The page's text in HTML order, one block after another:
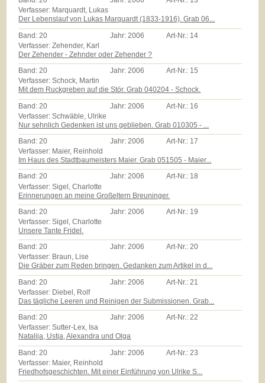
Verfasser: Marquardt, Lukas
Der Lebenslauf von Lukas Marquardt (1833-1916). Grab 06...
Band: 20 Jahr: 2006 Art-Nr.: 14
Verfasser: Zehender, Karl
Der Zehender - Zehnder oder Zehender ?
Band:20 Jahr:2006 Art-Nr.: 15
Verfasser: Schock, Martin
Mit dem Ruckgreben auf die Stör. Grab 040204 - Schock.
Band: 20 Jahr: 2006 Art-Nr.: 16
Verfasser: Schwäble, Ulrike
Nur sehnlich Gedenken ist uns geblieben. Grab 010305 - ...
Band:20 Jahr:2006 Art-Nr.: 17
Verfasser: Maier, Reinhold
Im Haus des Stadtbaumeisters Maier. Grab 051505 - Maier...
Band:20 Jahr:2006 Art-Nr.: 18
Verfasser: Sigel, Charlotte
Erinnerungen an meine Großeltern Breuninger.
Band:20 Jahr:2006 Art-Nr.: 19
Verfasser: Sigel, Charlotte
Unsere Tante Fridel.
Band:20 Jahr:2006 Art-Nr.:20
Verfasser: Braun, Lise
Die Gräber zum Reden bringen. Gedanken zum Artikel in d...
Band: 20 Jahr: 2006 Art-Nr.: 21
Verfasser: Diebel, Rolf
Das tägliche Leeren und Reinigen der Submissionen. Grab...
Band:20 Jahr:2006 Art-Nr.:22
Verfasser: Sutter-Lex, Isa
Natalija, Ustja, Alexandra und Olga
Band: 20 Jahr: 2006 Art-Nr.: 23
Verfasser: Maier, Reinhold
Friedhofsgeschichten. Mit einer Einführung von Ulrike S...